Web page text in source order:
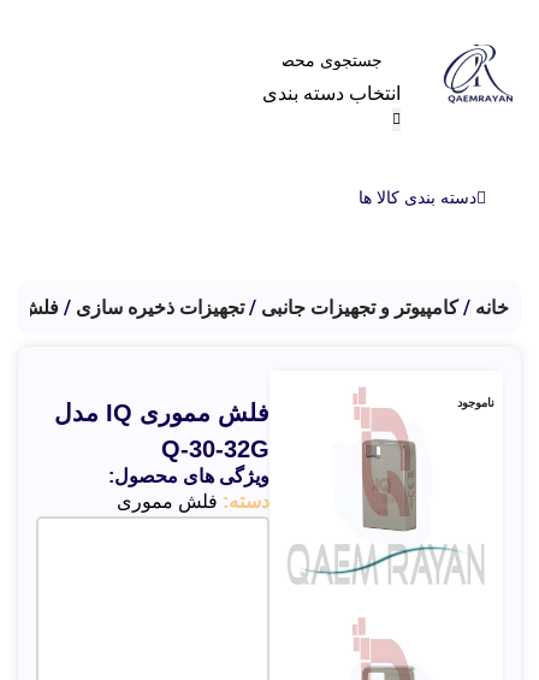
انتخاب دسته بندی
دسته بندی کالا ها
خانه کامپیوتر و تجهیزات جانبی تجهیزات ذخیره سازی فلش
ناموجود
فلش مموری IQ مدل
Q-30-32G
ویژگی های محصول:
دسته: فلش مموری